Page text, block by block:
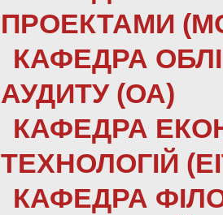
ПРОЕКТАМИ
КАФЕДРА
АУДИТУ (ОА)
КАФЕДРА
ТЕХНОЛОГІЙ
КАФЕДРА